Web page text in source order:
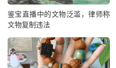
鉴宝直播中的文物泛滥，律师称
文物复制违法